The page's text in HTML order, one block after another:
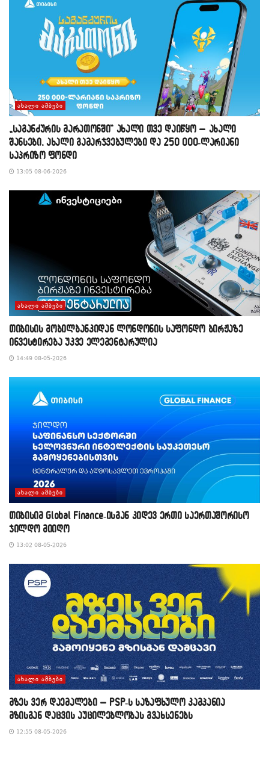
ᲐᲮᲐᲚᲘ ᲐᲛᲑᲔᲑᲘ
„საგანძურის მარათონში“ ახალი თვე დაიწყო – ახალი
შანსები, ახალი გამარჯვებულები და 250 000-ლარიანი
საპრიზო ფონდი
13:05 08-06-2026
ᲐᲮᲐᲚᲘ ᲐᲛᲑᲔᲑᲘ
თიბისის მობილბანკიდან ლონდონის საფონდო ბირჟაზე
ინვესტირება უკვე ელემენტარულია
14:49 08-05-2026
ᲐᲮᲐᲚᲘ ᲐᲛᲑᲔᲑᲘ
თიბისიმ Global Finance-ისგან კიდევ ერთი საერთაშორისო
ჯილდო მიიღო
13:02 08-05-2026
ᲐᲮᲐᲚᲘ ᲐᲛᲑᲔᲑᲘ
მზეს ვერ დაემალები – PSP-ს საზაფხულო კამპანია
მზისგან დაცვის აუცილებლობას გვახსენებს
12:55 08-05-2026